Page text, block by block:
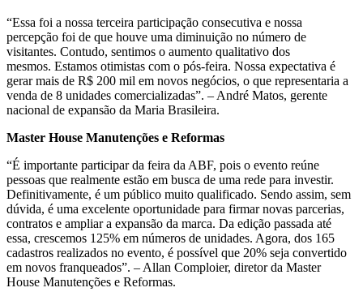
“Essa foi a nossa terceira participação consecutiva e nossa
percepção foi de que houve uma diminuição no número de
visitantes. Contudo, sentimos o aumento qualitativo dos
mesmos. Estamos otimistas com o pós-feira. Nossa expectativa é
gerar mais de R$ 200 mil em novos negócios, o que representaria a
venda de 8 unidades comercializadas”. – André Matos, gerente
nacional de expansão da Maria Brasileira.
Master House Manutenções e Reformas
“É importante participar da feira da ABF, pois o evento reúne
pessoas que realmente estão em busca de uma rede para investir.
Definitivamente, é um público muito qualificado. Sendo assim, sem
dúvida, é uma excelente oportunidade para firmar novas parcerias,
contratos e ampliar a expansão da marca. Da edição passada até
essa, crescemos 125% em números de unidades. Agora, dos 165
cadastros realizados no evento, é possível que 20% seja convertido
em novos franqueados”. – Allan Comploier, diretor da Master
House Manutenções e Reformas.